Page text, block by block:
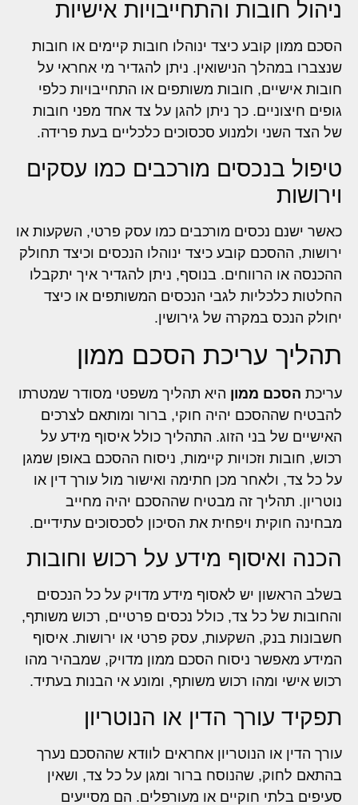
ניהול חובות והתחייבויות אישיות
הסכם ממון קובע כיצד ינוהלו חובות קיימים או חובות
שנצברו במהלך הנישואין. ניתן להגדיר מי אחראי על
חובות אישיים, חובות משותפים או התחייבויות כלפי
גופים חיצוניים. כך ניתן להגן על צד אחד מפני חובות
של הצד השני ולמנוע סכסוכים כלכליים בעת פרידה.
טיפול בנכסים מורכבים כמו עסקים
וירושות
כאשר ישנם נכסים מורכבים כמו עסק פרטי, השקעות או
ירושות, ההסכם קובע כיצד ינוהלו הנכסים וכיצד תחולק
ההכנסה או הרווחים. בנוסף, ניתן להגדיר איך יתקבלו
החלטות כלכליות לגבי הנכסים המשותפים או כיצד
יחולק הנכס במקרה של גירושין.
תהליך עריכת הסכם ממון
עריכת הסכם ממון היא תהליך משפטי מסודר שמטרתו
להבטיח שההסכם יהיה חוקי, ברור ומותאם לצרכים
האישיים של בני הזוג. התהליך כולל איסוף מידע על
רכוש, חובות וזכויות קיימות, ניסוח ההסכם באופן שמגן
על כל צד, ולאחר מכן חתימה ואישור מול עורך דין או
נוטריון. תהליך זה מבטיח שההסכם יהיה מחייב
מבחינה חוקית ויפחית את הסיכון לסכסוכים עתידיים.
הכנה ואיסוף מידע על רכוש וחובות
בשלב הראשון יש לאסוף מידע מדויק על כל הנכסים
והחובות של כל צד, כולל נכסים פרטיים, רכוש משותף,
חשבונות בנק, השקעות, עסק פרטי או ירושות. איסוף
המידע מאפשר ניסוח הסכם ממון מדויק, שמבהיר מהו
רכוש אישי ומהו רכוש משותף, ומונע אי הבנות בעתיד.
תפקיד עורך הדין או הנוטריון
עורך הדין או הנוטריון אחראים לוודא שההסכם נערך
בהתאם לחוק, שהנוסח ברור ומגן על כל צד, ושאין
סעיפים בלתי חוקיים או מעורפלים. הם מסייעים